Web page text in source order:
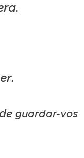
.
de guardar-vos